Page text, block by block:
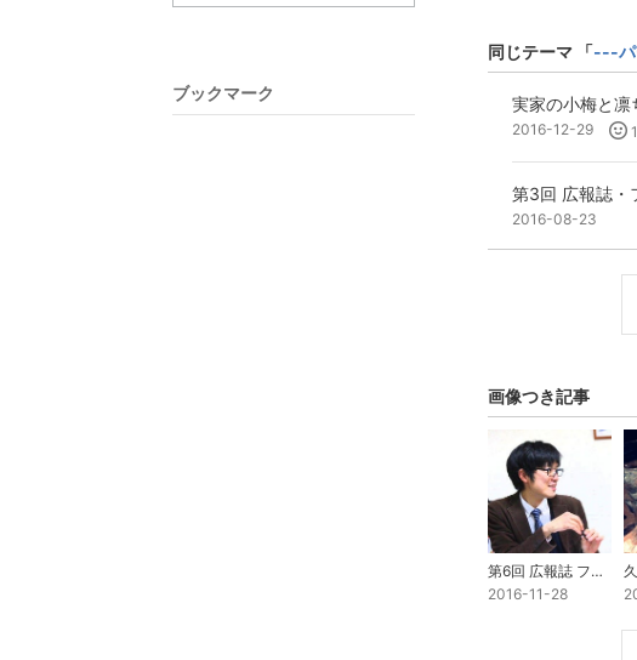
同じテーマ 「---パ
実家の小梅と凛
2016-12-29 1
第3回 広報誌・
2016-08-23
画像つき記事
第6回 広報誌 フリーペーパー作成発行連続講座
2016-11-28
ブックマーク